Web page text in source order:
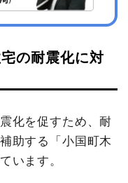
の耐震化に対
化を促すため、耐
助する「小国町木
います。